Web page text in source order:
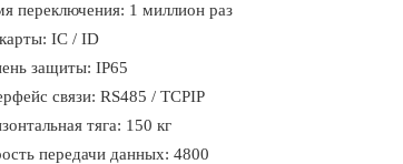
переключения: 1 миллион раз
IC / ID
защиты: IP65
связи: RS485 / TCPIP
тяга: 150 кг
передачи данных: 4800